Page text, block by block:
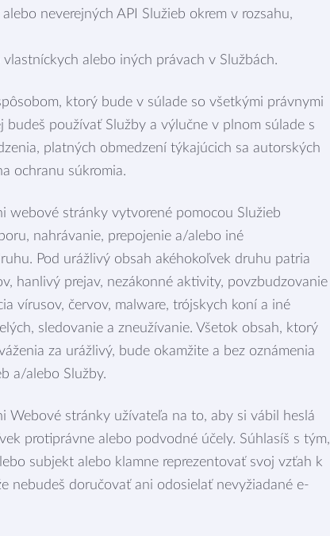
neverejných API Služieb okrem v rozsahu,
alebo iných právach v Službách.
ktorý bude v súlade so všetkými právnymi
používať Služby a výlučne v plnom súlade s
platných obmedzení týkajúcich sa autorských
ochranu súkromia.
webové stránky vytvorené pomocou Služieb
nahrávanie, prepojenie a/alebo iné
Pod urážlivý obsah akéhokoľvek druhu patria
hanlivý prejav, nezákonné aktivity, povzbudzovanie
vírusov, červov, malware, trójskych koní a iné
sledovanie a zneužívanie. Všetok obsah, ktorý
za urážlivý, bude okamžite a bez oznámenia
a/alebo Služby.
Webové stránky užívateľa na to, aby si vábil heslá
protiprávne alebo podvodné účely. Súhlasíš s tým,
subjekt alebo klamne reprezentovať svoj vzťah k
nebudeš doručovať ani odosielať nevyžiadané e-